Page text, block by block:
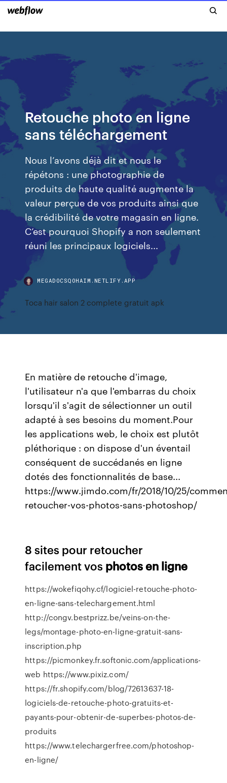
Retouche photo en ligne
sans téléchargement
Nous l’avons déjà dit et nous le
répétons : une photographie de
produits de haute qualité augmente la
valeur perçue de vos produits ainsi que
la crédibilité de votre magasin en ligne.
C’est pourquoi Shopify a non seulement
réuni les principaux logiciels...
MEGADOCSQOHAIM.NETLIFY.APP
Toca hair salon 2 complete gratuit apk
En matière de retouche d'image,
l'utilisateur n'a que l'embarras du choix
lorsqu'il s'agit de sélectionner un outil
adapté à ses besoins du moment.Pour
les applications web, le choix est plutôt
pléthorique : on dispose d'un éventail
conséquent de succédanés en ligne
dotés des fonctionnalités de base...
https://www.jimdo.com/fr/2018/10/25/
retoucher-vos-photos-sans-photoshop/
8 sites pour retoucher
facilement vos photosen ligne
https://wokefiqohy.cf/logiciel-retouche-photo-
en-ligne-sans-telechargement.html
http://congv.bestprizz.be/veins-on-the-
legs/montage-photo-en-ligne-gratuit-sans-
inscription.php
https://picmonkey.fr.softonic.com/applications-
web https://www.pixiz.com/
https://fr.shopify.com/blog/72613637-18-
logiciels-de-retouche-photo-gratuits-et-
payants-pour-obtenir-de-superbes-photos-de-
produits
https://www.telechargerfree.com/photoshop-
en-ligne/